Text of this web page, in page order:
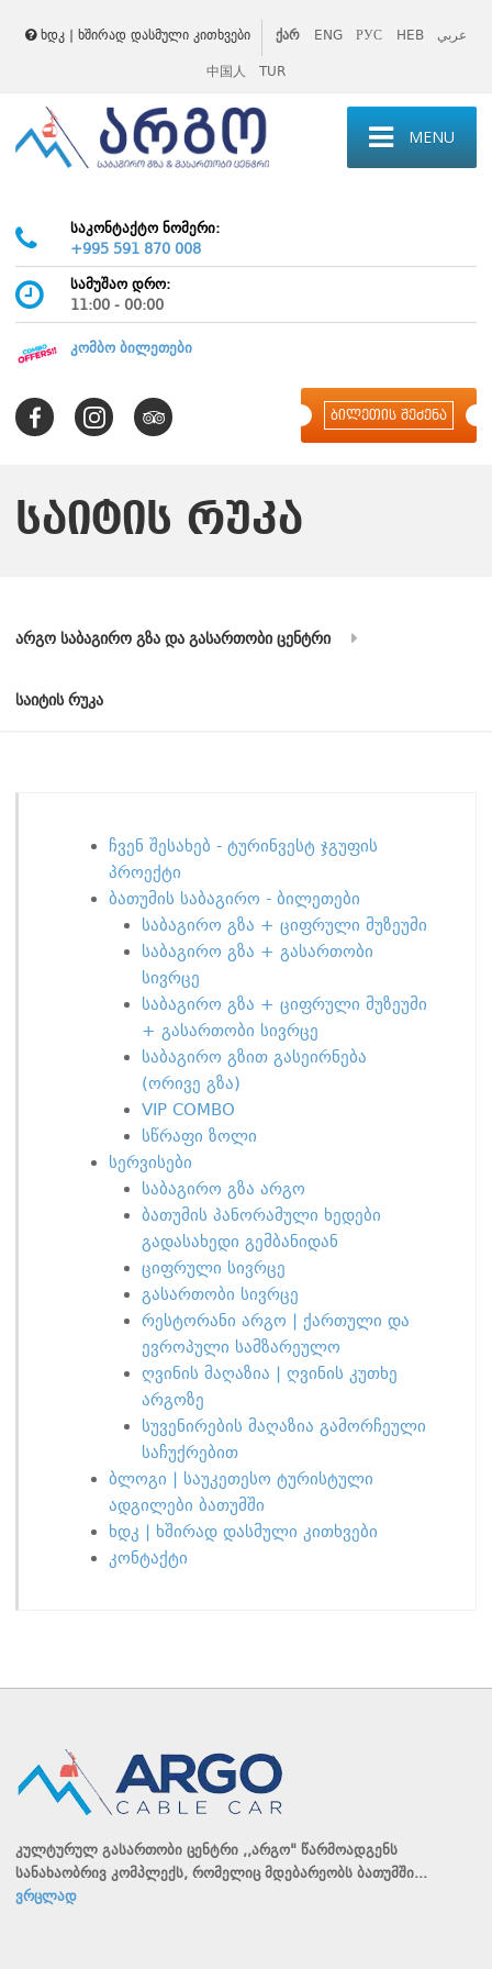
ხდკ | ხშირად დასმული კითხვები ქარ ENG РУС HEB عربي
中国人 TUR
MENU
საკონტაქტო ნომერი:
+995 591 870 008
სამუშაო დრო:
11:00 - 00:00
კომბო ბილეთები
ბილეთის შეძენა
საიტის რუკა
არგო საბაგირო გზა და გასართობი ცენტრი
საიტის რუკა
ჩვენ შესახებ - ტურინვესტ ჯგუფის
პროექტი
ბათუმის საბაგირო - ბილეთები
საბაგირო გზა + ციფრული მუზეუმი
საბაგირო გზა + გასართობი
სივრცე
საბაგირო გზა + ციფრული მუზეუმი
+ გასართობი სივრცე
საბაგირო გზით გასეირნება
(ორივე გზა)
VIP COMBO
სწრაფი ზოლი
სერვისები
საბაგირო გზა არგო
ბათუმის პანორამული ხედები
გადასახედი გემბანიდან
ციფრული სივრცე
გასართობი სივრცე
რესტორანი არგო | ქართული და
ევროპული სამზარეულო
ღვინის მაღაზია | ღვინის კუთხე
არგოზე
სუვენირების მაღაზია გამორჩეული
საჩუქრებით
ბლოგი | საუკეთესო ტურისტული
ადგილები ბათუმში
ხდკ | ხშირად დასმული კითხვები
კონტაქტი
კულტურულ გასართობი ცენტრი ,,არგო" წარმოადგენს
სანახაობრივ კომპლექს, რომელიც მდებარეობს ბათუმში...
ვრცლად